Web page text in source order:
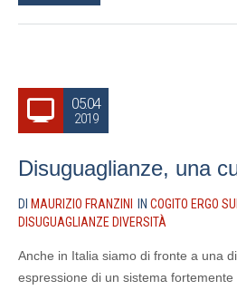
05.04
2019
Disuguaglianze, una
DI MAURIZIO FRANZINI IN COGITO ERGO
DISUGUAGLIANZE DIVERSITÀ
Anche in Italia siamo di fronte a una
espressione di un sistema